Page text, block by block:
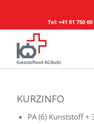
Tel: +41 81 750 60
KURZINFO
PA (6) Kunststoff +